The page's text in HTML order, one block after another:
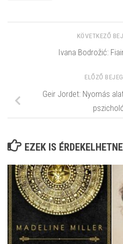
KÖVETKEZŐ
Ivana Bodrožić:
ELŐZŐ
Geir Jordet: Nyomás
EZEK IS